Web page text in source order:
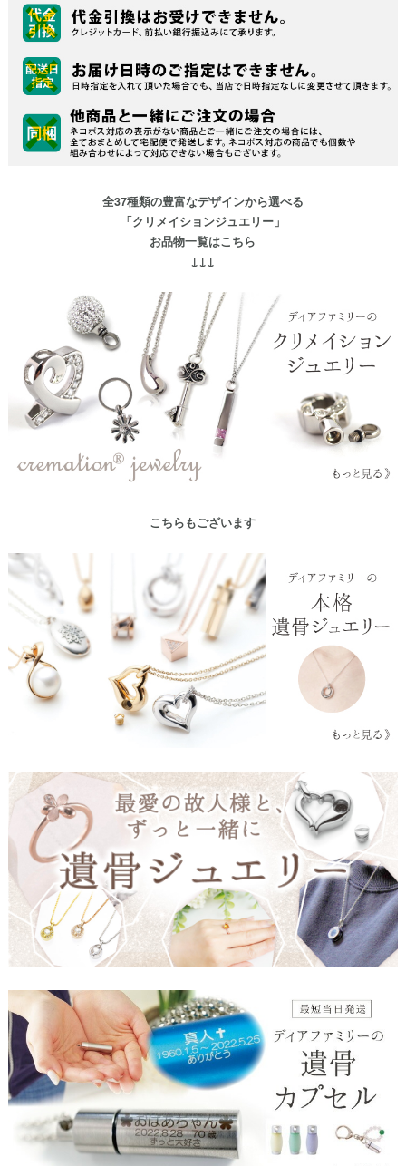
全37種類の豊富なデザインから選べる
「クリメイションジュエリー」
お品物一覧はこちら
↓↓↓
こちらもございます